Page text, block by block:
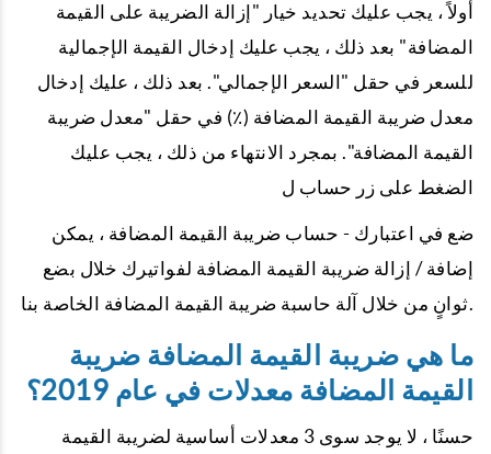
أولاً ، يجب عليك تحديد خيار "إزالة الضريبة على القيمة
المضافة" بعد ذلك ، يجب عليك إدخال القيمة الإجمالية
للسعر في حقل "السعر الإجمالي". بعد ذلك ، عليك إدخال
معدل ضريبة القيمة المضافة (٪) في حقل "معدل ضريبة
القيمة المضافة". بمجرد الانتهاء من ذلك ، يجب عليك
الضغط على زر حساب ل
ضع في اعتبارك - حساب ضريبة القيمة المضافة ، يمكن
إضافة / إزالة ضريبة القيمة المضافة لفواتيرك خلال بضع
ثوانٍ من خلال آلة حاسبة ضريبة القيمة المضافة الخاصة بنا.
ما هي ضريبة القيمة المضافة ضريبة
القيمة المضافة معدلات في عام 2019؟
حسنًا ، لا يوجد سوى 3 معدلات أساسية لضريبة القيمة